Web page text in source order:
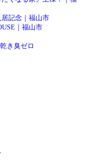
居記念｜福山市
｜福山市
き臭ゼロ